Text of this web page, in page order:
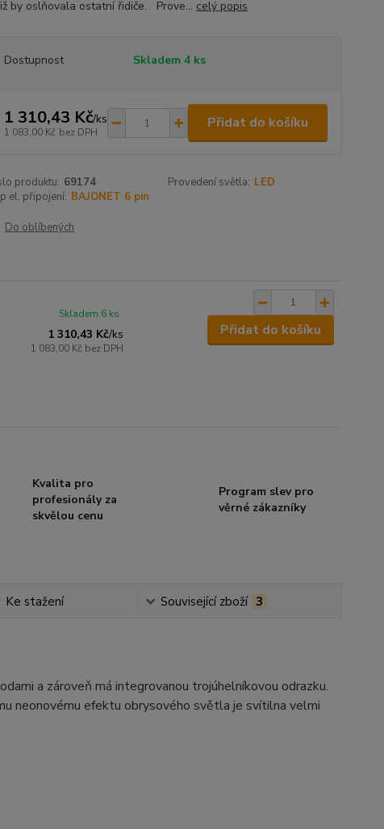
by oslňovala ostatní řidiče. Prove... celý popis
Dostupnost Skladem 4 ks
1 310,43 Kč/ks
1 083,00 Kč bez DPH
Přidat do košíku
produktu: 69174 Provedení světla: LED
el. připojení: BAJONET 6 pin
Do oblíbených
1 310,43 Kč/ks
1 083,00 Kč bez DPH
Skladem 6 ks
Přidat do košíku
Kvalita pro
profesionály za
skvělou cenu
Program slev pro
věrné zákazníky
Ke stažení Související zboží 3
a zároveň má integrovanou trojúhelníkovou odrazku.
neonovému efektu obrysového světla je svítilna velmi